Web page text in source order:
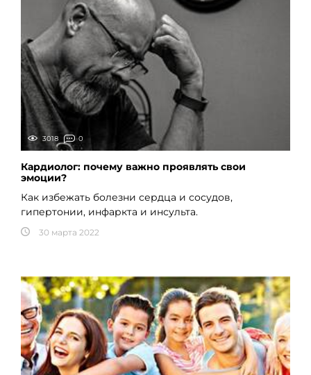
3018 0
Кардиолог: почему важно проявлять свои
эмоции?
Как избежать болезни сердца и сосудов,
гипертонии, инфаркта и инсульта.
30 марта 2022